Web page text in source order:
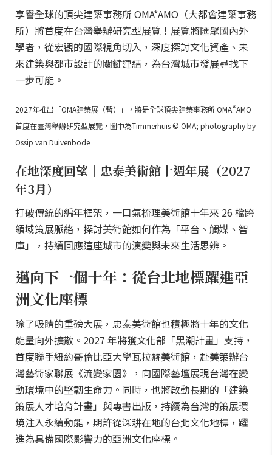
享譽全球的頂尖建築事務所 OMA*AMO（大都會建築事務
所）將首度在台灣舉辦研究型展覽！展覽將匯聚國內外
學者，從宏觀的國際視角切入，深度探討文化資產、未
來建築與都市設計的關鍵連結，為台灣城市發展尋找下
一步可能。
2027年推出「OMA建築展（暫）」，將是全球頂尖建築事務所 OMA*AMO
首度在臺灣舉辦研究型展覽，圖中為Timmerhuis © OMA; photography by
Ossip van Duivenbode
在地深度回望｜忠泰美術館十週年展（2027
年3月）
打破傳統的編年框架，一口氣梳理美術館十年來 26 檔跨
領域策展脈絡，探討美術館如何作為「平台、觸媒、智
庫」，持續回應這座城市的演變與未來生活思辨。
邁向下一個十年：從台北地標躍進亞
洲文化座標
除了吸睛的重磅大展，忠泰美術館也積極將十年的文化
能量向外擴散。2027 年將獲文化部「黑潮計畫」支持，
首度聯手紐約哥倫比亞大學瓦拉赫美術館，赴美策辦台
灣藝術家聯展《流變家園》，向國際藝壇展現台灣在變
動環境中的堅韌生命力。同時，也將啟動長期的「建築
策展人才培育計畫」與專書出版，持續為台灣的策展環
境注入永續動能，期許從深耕在地的台北文化地標，躍
進為具備國際影響力的亞洲文化座標。